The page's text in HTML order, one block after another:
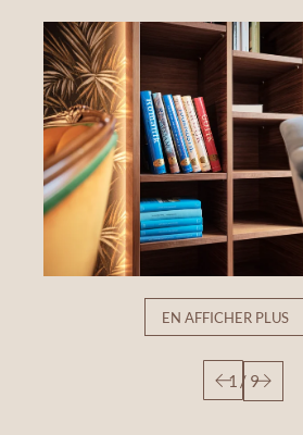
EN AFFICHER PLUS
1 / 9